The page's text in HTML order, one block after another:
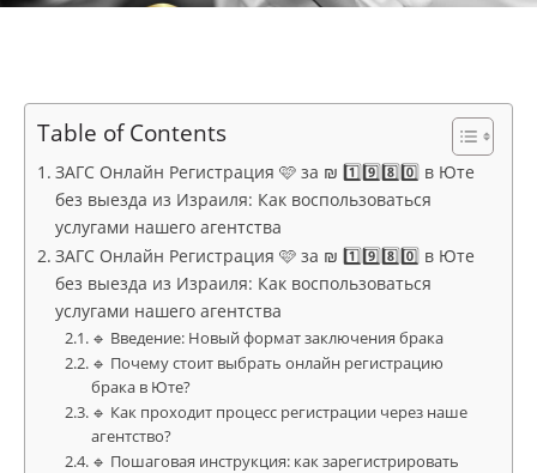
Table of Contents
ЗАГС Онлайн Регистрация 🩷 за ₪ 1️⃣9️⃣8️⃣0️⃣ в Юте
без выезда из Израиля: Как воспользоваться
услугами нашего агентства
ЗАГС Онлайн Регистрация 🩷 за ₪ 1️⃣9️⃣8️⃣0️⃣ в Юте
без выезда из Израиля: Как воспользоваться
услугами нашего агентства
🔹 Введение: Новый формат заключения брака
🔹 Почему стоит выбрать онлайн регистрацию
брака в Юте?
🔹 Как проходит процесс регистрации через наше
агентство?
🔹 Пошаговая инструкция: как зарегистрировать